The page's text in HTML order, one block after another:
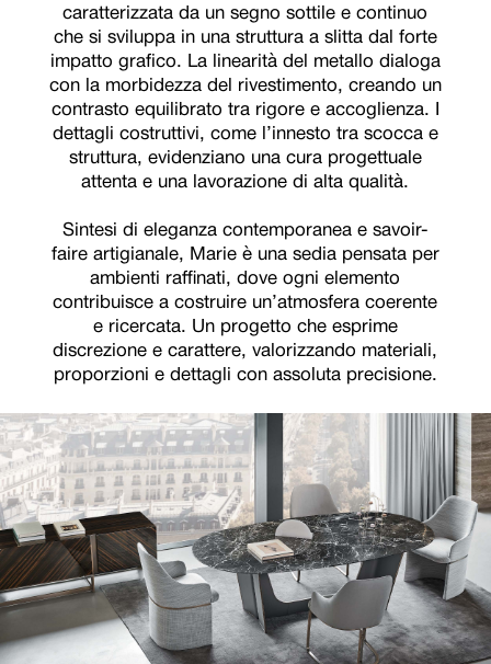
caratterizzata da un segno sottile e continuo
che si sviluppa in una struttura a slitta dal forte
impatto grafico. La linearità del metallo dialoga
con la morbidezza del rivestimento, creando un
contrasto equilibrato tra rigore e accoglienza. I
dettagli costruttivi, come l’innesto tra scocca e
struttura, evidenziano una cura progettuale
attenta e una lavorazione di alta qualità.
Sintesi di eleganza contemporanea e savoir-
faire artigianale, Marie è una sedia pensata per
ambienti raffinati, dove ogni elemento
contribuisce a costruire un’atmosfera coerente
e ricercata. Un progetto che esprime
discrezione e carattere, valorizzando materiali,
proporzioni e dettagli con assoluta precisione.